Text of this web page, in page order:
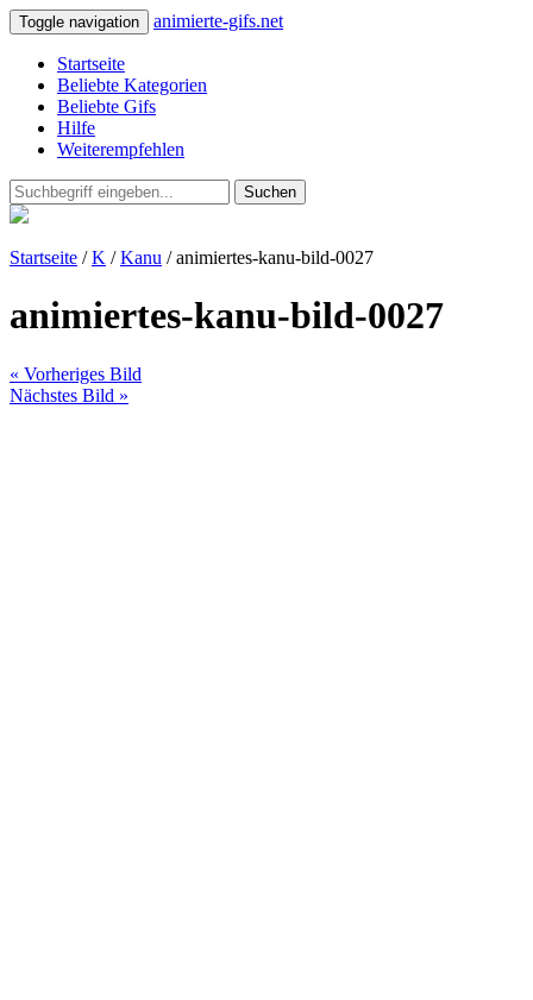
Toggle navigation animierte-gifs.net
Startseite
Beliebte Kategorien
Beliebte Gifs
Hilfe
Weiterempfehlen
Suchen
Startseite /K /Kanu / animiertes-kanu-bild-0027
animiertes-kanu-bild-0027
« Vorheriges Bild
Nächstes Bild »